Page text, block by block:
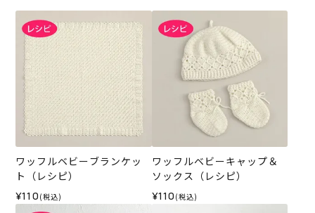
ワッフルベビーブランケッ
ト（レシピ）
¥110 (税込)
ワッフルベビーキャップ＆
ソックス（レシピ）
¥110 (税込)